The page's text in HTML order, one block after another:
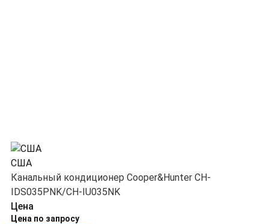
США
Канальный кондиционер Cooper&Hunter CH-
IDS035PNK/CH-IU035NK
Цена
Цена по запросу